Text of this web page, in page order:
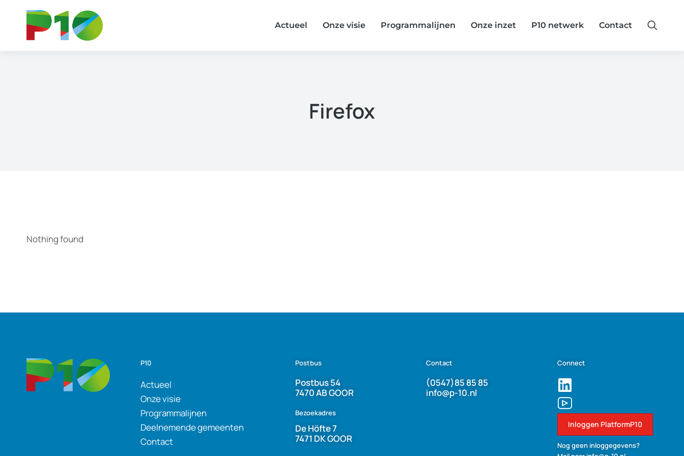
Actueel Onze visie Programmalijnen Onze inzet P10 netwerk Contact
Firefox
Nothing found
P10
Actueel
Onze visie
Programmalijnen
Deelnemende gemeenten
Contact
Postbus
Postbus 54
7470 AB GOOR
Bezoekadres
De Höfte 7
7471 DK GOOR
Contact
(0547)85 85 85
info@p-10.nl
Connect
Inloggen PlatformP10
Nog geen inloggegevens?